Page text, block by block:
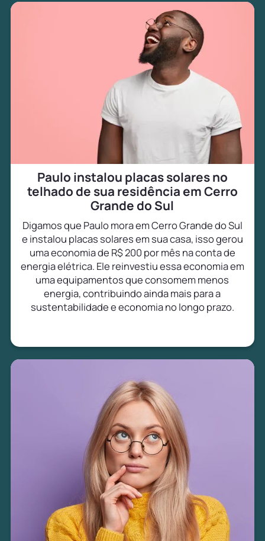
Paulo instalou placas solares no
telhado de sua residência em Cerro
Grande do Sul
Digamos que Paulo mora em Cerro Grande do Sul
e instalou placas solares em sua casa, isso gerou
uma economia de R$ 200 por mês na conta de
energia elétrica. Ele reinvestiu essa economia em
uma equipamentos que consomem menos
energia, contribuindo ainda mais para a
sustentabilidade e economia no longo prazo.